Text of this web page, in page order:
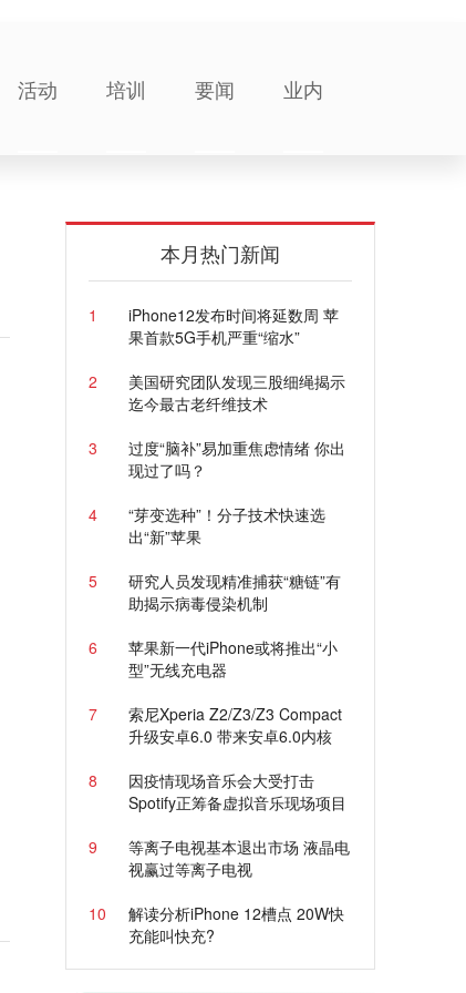
活动 培训 要闻 业内
本月热门新闻
1
iPhone12发布时间将延数周 苹
果首款5G手机严重“缩水”
2
美国研究团队发现三股细绳揭示
迄今最古老纤维技术
3
过度“脑补”易加重焦虑情绪 你出
现过了吗？
4
“芽变选种”！分子技术快速选
出“新”苹果
5
研究人员发现精准捕获“糖链”有
助揭示病毒侵染机制
6
苹果新一代iPhone或将推出“小
型”无线充电器
7
索尼Xperia Z2/Z3/Z3 Compact
升级安卓6.0 带来安卓6.0内核
8
因疫情现场音乐会大受打击
Spotify正筹备虚拟音乐现场项目
9
等离子电视基本退出市场 液晶电
视赢过等离子电视
10
解读分析iPhone 12槽点 20W快
充能叫快充?